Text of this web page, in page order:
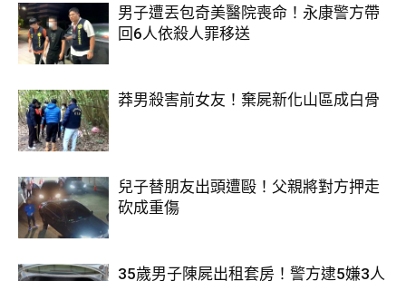
男子遭丟包奇美醫院喪命！永康警方帶
回6人依殺人罪移送
莽男殺害前女友！棄屍新化山區成白骨
兒子替朋友出頭遭毆！父親將對方押走
砍成重傷
35歲男子陳屍出租套房！警方逮5嫌3人